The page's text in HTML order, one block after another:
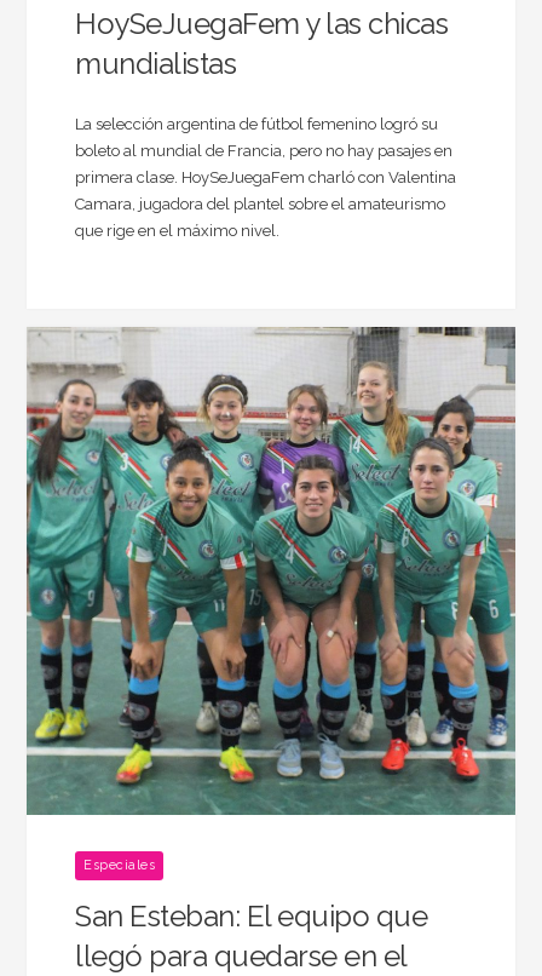
HoySeJuegaFem y las chicas
mundialistas
La selección argentina de fútbol femenino logró su
boleto al mundial de Francia, pero no hay pasajes en
primera clase. HoySeJuegaFem charló con Valentina
Camara, jugadora del plantel sobre el amateurismo
que rige en el máximo nivel.
Especiales
San Esteban: El equipo que
llegó para quedarse en el